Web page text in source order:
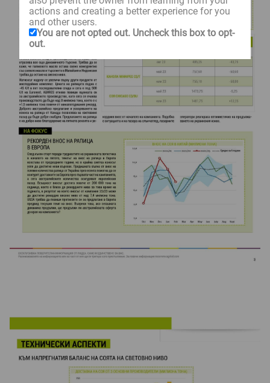
actions and creating a better experience for you
and other users.
You are not opted out. Uncheck this box to opt-
out.